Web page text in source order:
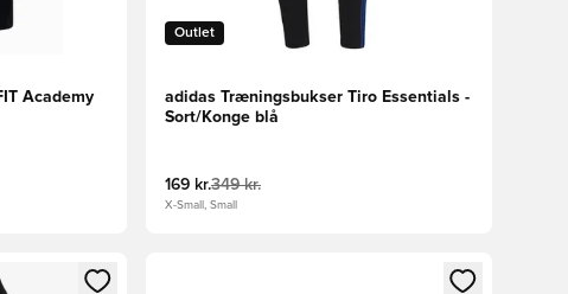
Academy
Outlet
adidas Træningsbukser Tiro Essentials -
Sort/Konge blå
169 kr.349 kr.
X-Small, Small
ind eller tilmelde dig som medlemÅbner en Modal til at logge ind eller tilmelde dig